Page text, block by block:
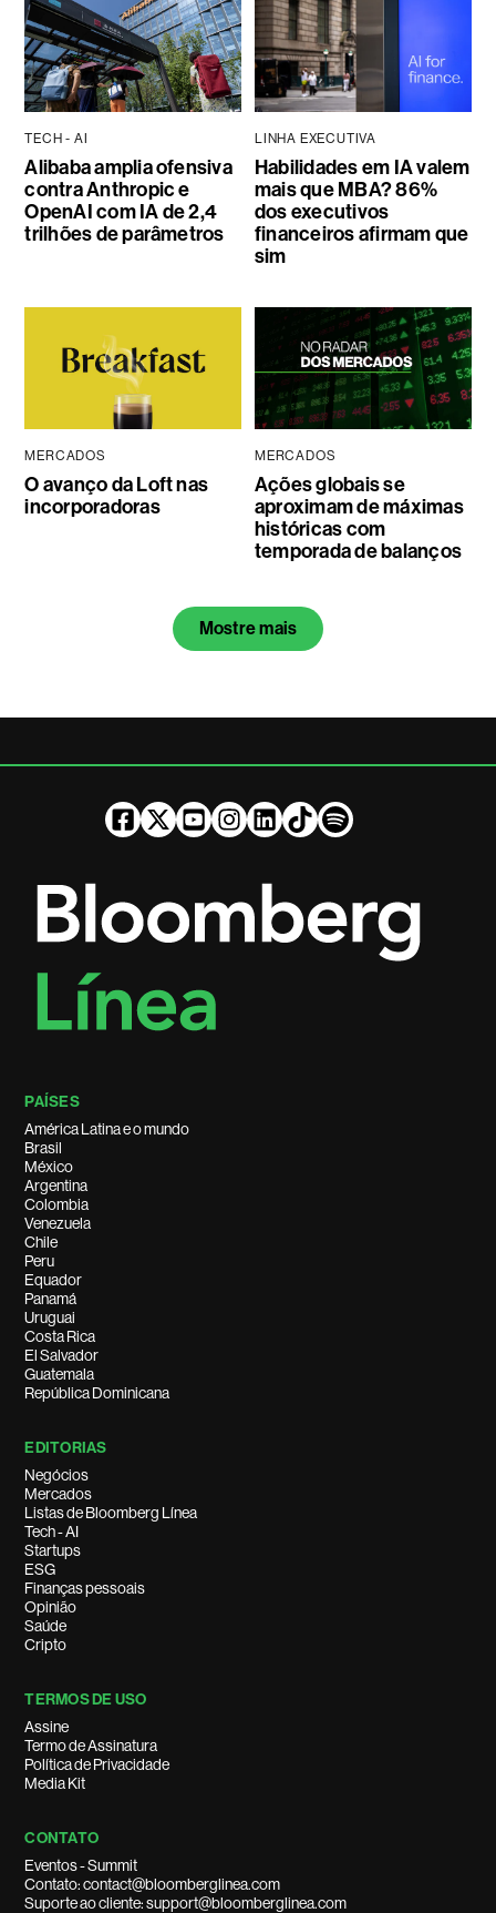
TECH - AI
Alibaba amplia ofensiva
contra Anthropic e
OpenAI com IA de 2,4
trilhões de parâmetros
LINHA EXECUTIVA
Habilidades em IA valem
mais que MBA? 86%
dos executivos
financeiros afirmam que
sim
MERCADOS
O avanço da Loft nas
incorporadoras
MERCADOS
Ações globais se
aproximam de máximas
históricas com
temporada de balanços
Mostre mais
PAÍSES
América Latina e o mundo
Brasil
México
Argentina
Colombia
Venezuela
Chile
Peru
Equador
Panamá
Uruguai
Costa Rica
El Salvador
Guatemala
República Dominicana
EDITORIAS
Negócios
Mercados
Listas de Bloomberg Línea
Tech - AI
Startups
ESG
Finanças pessoais
Opinião
Saúde
Cripto
TERMOS DE USO
Assine
Termo de Assinatura
Política de Privacidade
Media Kit
CONTATO
Eventos - Summit
Contato: contact@bloomberglinea.com
Suporte ao cliente: support@bloomberglinea.com